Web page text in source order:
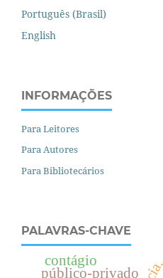
Português (Brasil)
English
INFORMAÇÕES
Para Leitores
Para Autores
Para Bibliotecários
PALAVRAS-CHAVE
público-privado
contágio